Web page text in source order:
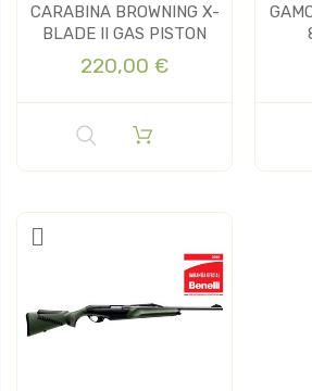
CARABINA BROWNING X-
BLADE II GAS PISTON
220,00 €